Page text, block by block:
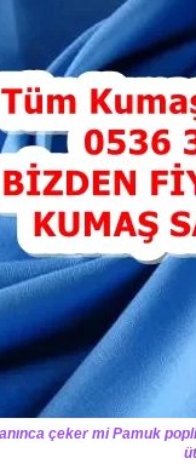
çeker mi Pamuk